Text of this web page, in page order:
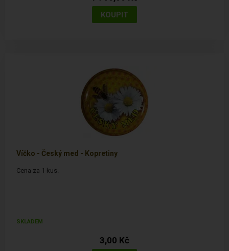
Víčko - Český med - Kopretiny
Cena za 1 kus.
SKLADEM
3,00 Kč